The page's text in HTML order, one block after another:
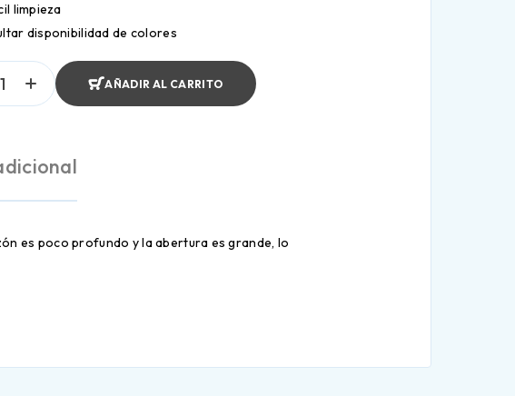
limpieza
disponibilidad de colores
AÑADIR AL CARRITO
es poco profundo y la abertura es grande, lo